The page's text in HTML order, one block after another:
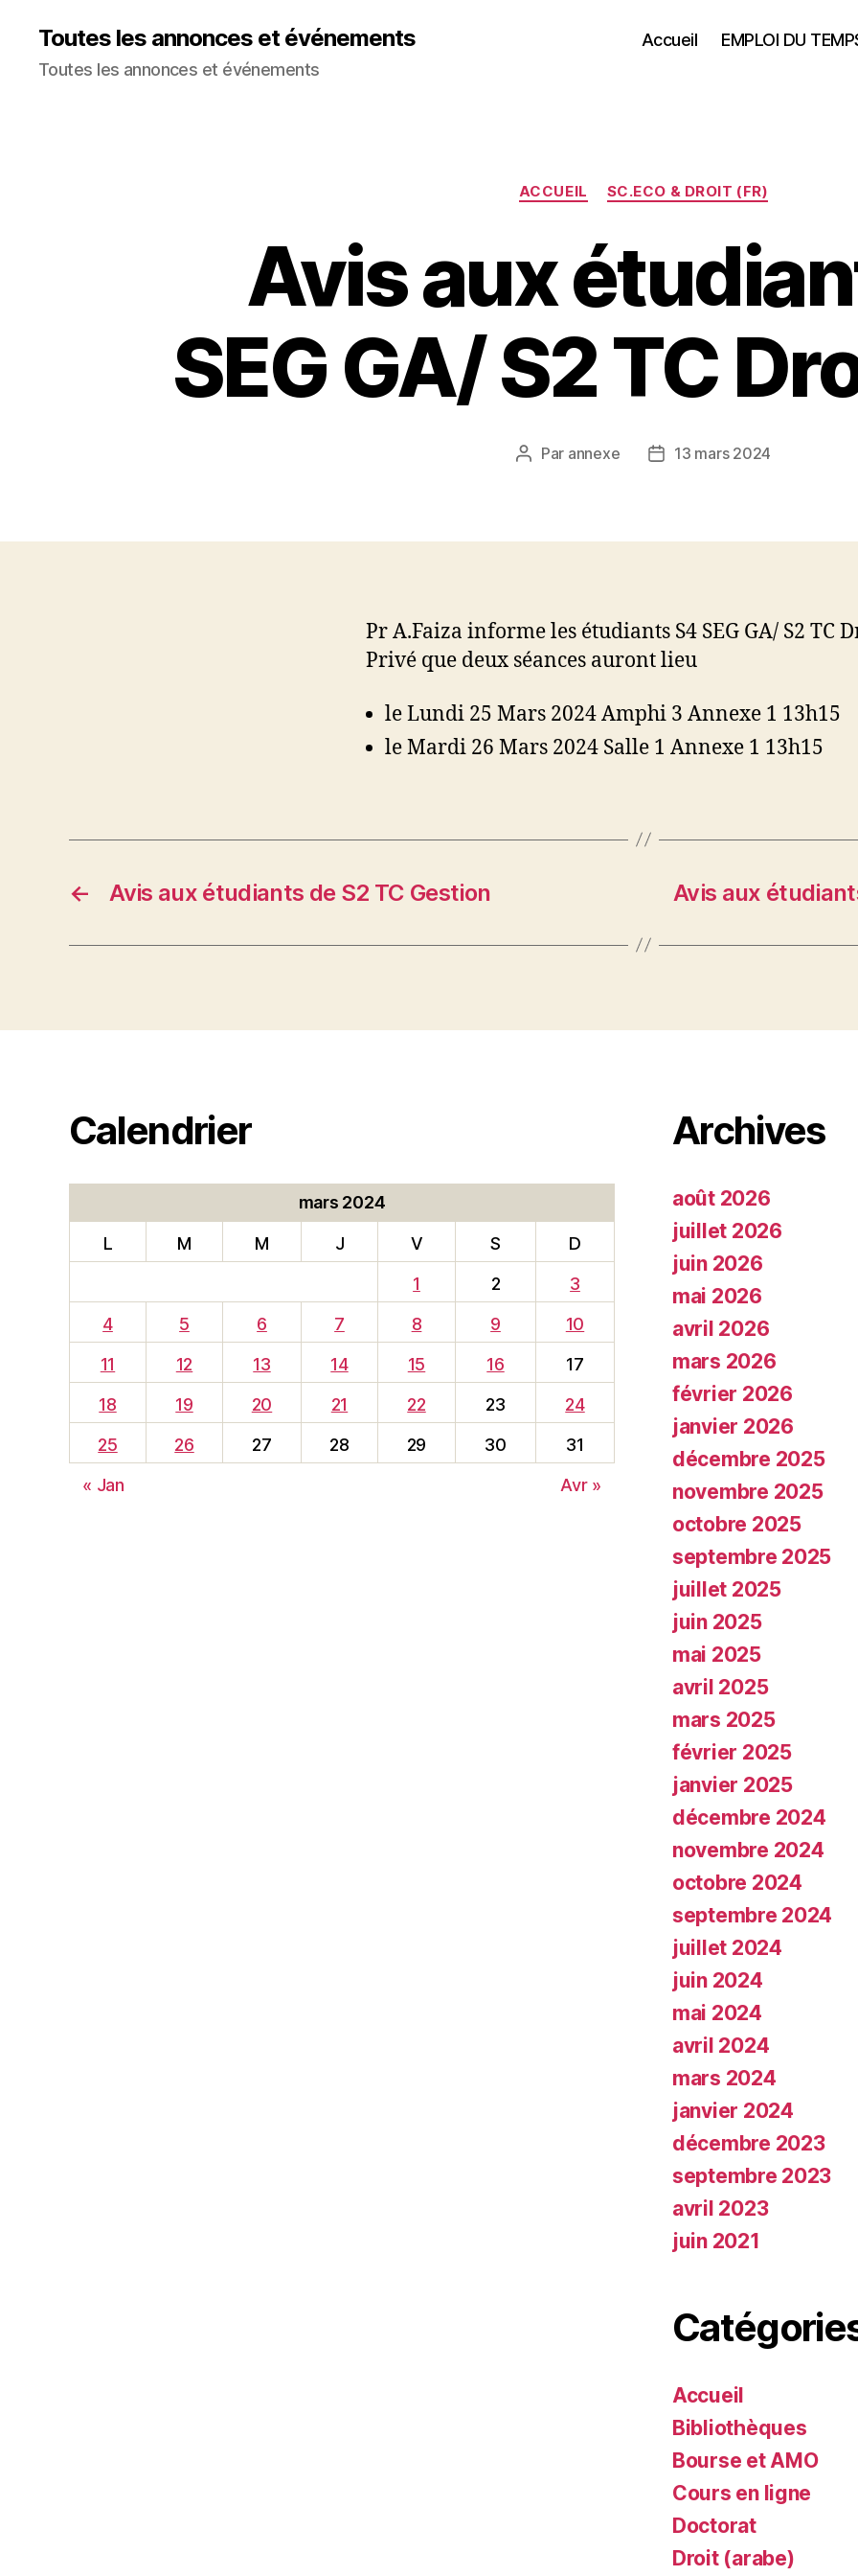
Toutes les annonces et événements
Toutes les annonces et événements
Accueil EMPLOI DU
Catégories
ACCUEIL SC.ECO & DROIT (FR)
Avis aux
SEG GA/ S2 TC
Auteur
Par annexe
Date13 mars 2024
Pr A.Faiza informe les étudiants S4 SEG GA/ S2 TC
Privé que deux séances auront lieu
le Lundi 25 Mars 2024 Amphi 3 Annexe 1 13h15
le Mardi 26 Mars 2024 Salle 1 Annexe 1 13h15
← Avis aux étudiants de S2 TC Gestion Avis aux
Calendrier
mars 2024
L M M J V S
D
1
2
3
4
5 6 7 8 9
10
11
12 13 14 15 16
17
18
19 20 21 22 23
24
25
26 27 28 29 30
31
« Jan
Avr »
Archives
août 2026
juillet 2026
juin 2026
mai 2026
avril 2026
mars 2026
février 2026
janvier 2026
décembre 2025
novembre 2025
octobre 2025
septembre 2025
juillet 2025
juin 2025
mai 2025
avril 2025
mars 2025
février 2025
janvier 2025
décembre 2024
novembre 2024
octobre 2024
septembre 2024
juillet 2024
juin 2024
mai 2024
avril 2024
mars 2024
janvier 2024
décembre 2023
septembre 2023
avril 2023
juin 2021
Accueil
Bibliothèques
Bourse et AMO
Cours en ligne
Doctorat
Droit (arabe)